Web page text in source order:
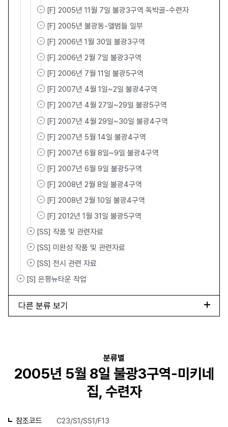
[F] 2005년 11월 7일 불광3구역 독박골-수련자
[F] 2005년 불광동-앨범들 일부
[F] 2006년 1월 30일 불광3구역
[F] 2006년 2월 7일 불광3구역
[F] 2006년 7월 11일 불광5구역
[F] 2007년 4월 1일~2일 불광4구역
[F] 2007년 4월 27일~29일 불광5구역
[F] 2007년 4월 29일~30일 불광4구역
[F] 2007년 5월 14일 불광4구역
[F] 2007년 6월 8일~9일 불광4구역
[F] 2007년 6월 9일 불광5구역
[F] 2008년 2월 8일 불광4구역
[F] 2008년 2월 10일 불광4구역
[F] 2012년 1월 31일 불광5구역
[SS] 작품 및 관련자료
[SS] 미완성 작품 및 관련자료
[SS] 전시 관련 자료
[S] 은평뉴타운 작업
다른 분류 보기
분류별
2005년 5월 8일 불광3구역-미키네
집, 수련자
참조코드 C23/S1/SS1/F13